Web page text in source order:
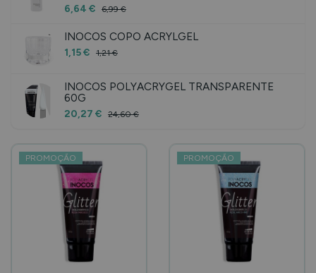
6,64 € 6,99 €
INOCOS COPO ACRYLGEL
1,15 € 1,21 €
INOCOS POLYACRYGEL TRANSPARENTE
60G
20,27 € 24,60 €
PROMOÇÃO PROMOÇÃO